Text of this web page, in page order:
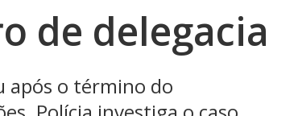
de delegacia
após o término do